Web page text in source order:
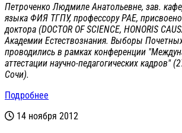
Петроченко Людмиле Анатольевне, зав.
языка ФИЯ ТГПУ, профессору РАЕ,
доктора (DOCTOR OF SCIENCE, HONORIS
Академии Естествознания. Выборы
проводились в рамках конференции
аттестации научно-педагогических кадров"
Сочи).
Подробнее
14 ноября 2012